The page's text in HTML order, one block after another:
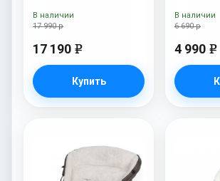
(натуральная овчина)
Sky
17 990 р
17 190 e
Купить
В наличии
6 690 р
4 990 e
В наличии